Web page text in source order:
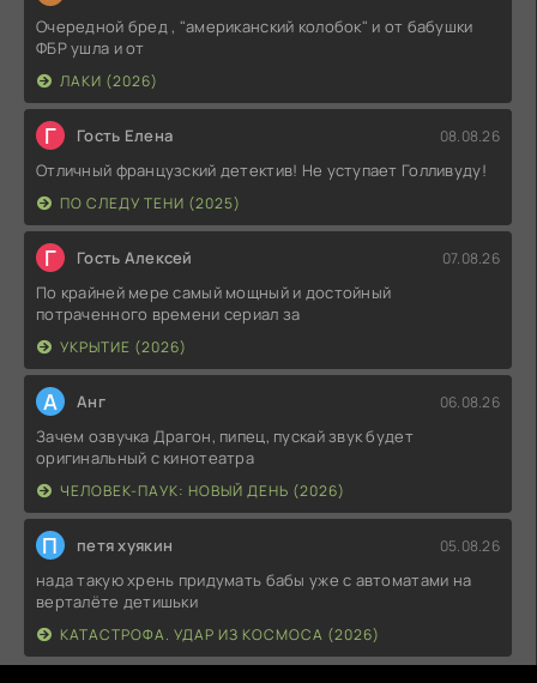
Очередной бред , "американский колобок" и от бабушки
ФБР ушла и от
ЛАКИ (2026)
Г Гость Елена 08.08.26
Отличный французский детектив! Не уступает Голливуду!
ПО СЛЕДУ ТЕНИ (2025)
Г Гость Алексей 07.08.26
По крайней мере самый мощный и достойный
потраченного времени сериал за
УКРЫТИЕ (2026)
А Анг 06.08.26
Зачем озвучка Драгон, пипец, пускай звук будет
оригинальный с кинотеатра
ЧЕЛОВЕК-ПАУК: НОВЫЙ ДЕНЬ (2026)
П петя хуякин 05.08.26
нада такую хрень придумать бабы уже с автоматами на
верталёте детишьки
КАТАСТРОФА. УДАР ИЗ КОСМОСА (2026)